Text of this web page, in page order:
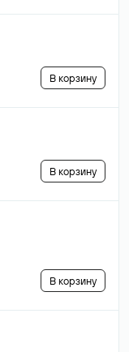
В корзину
В корзину
В корзину